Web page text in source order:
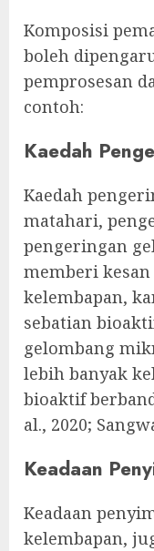
Komposisi
boleh
pemprosesan
contoh:
Kaedah
Kaedah
matahari,
pengeringan
memberi
kelembapan,
sebatian
gelombang
lebih banyak
bioaktif
al., 2020;
Keadaan
Keadaan
kelembapan,